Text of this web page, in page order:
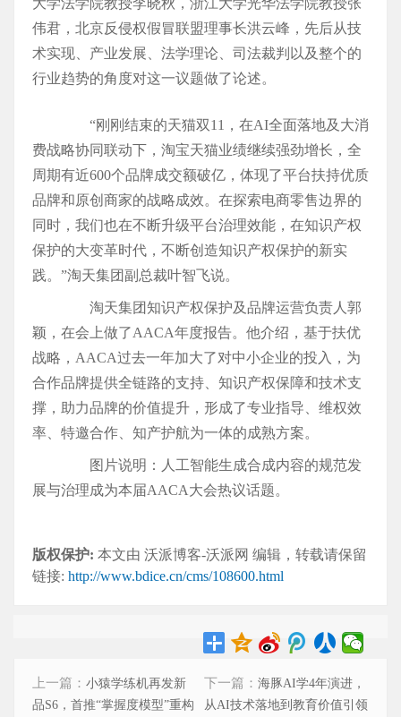
大学法学院教授李晓秋，浙江大学光华法学院教授张
伟君，北京反侵权假冒联盟理事长洪云峰，先后从技
术实现、产业发展、法学理论、司法裁判以及整个的
行业趋势的角度对这一议题做了论述。
“刚刚结束的天猫双11，在AI全面落地及大消
费战略协同联动下，淘宝天猫业绩继续强劲增长，全
周期有近600个品牌成交额破亿，体现了平台扶持优质
品牌和原创商家的战略成效。在探索电商零售边界的
同时，我们也在不断升级平台治理效能，在知识产权
保护的大变革时代，不断创造知识产权保护的新实
践。”淘天集团副总裁叶智飞说。
淘天集团知识产权保护及品牌运营负责人郭
颖，在会上做了AACA年度报告。他介绍，基于扶优
战略，AACA过去一年加大了对中小企业的投入，为
合作品牌提供全链路的支持、知识产权保障和技术支
撑，助力品牌的价值提升，形成了专业指导、维权效
率、特邀合作、知产护航为一体的成熟方案。
图片说明：人工智能生成合成内容的规范发
展与治理成为本届AACA大会热议话题。
版权保护: 本文由 沃派博客-沃派网 编辑，转载请保留
链接: http://www.bdice.cn/cms/108600.html
上一篇： 小猿学练机再发新
品S6，首推“掌握度模型”重构
下一篇： 海豚AI学4年演进，
从AI技术落地到教育价值引领